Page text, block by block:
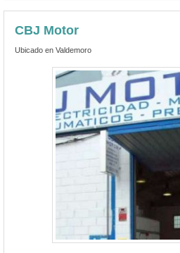
CBJ Motor
Ubicado en Valdemoro